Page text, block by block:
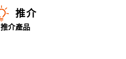
推介
推介產品